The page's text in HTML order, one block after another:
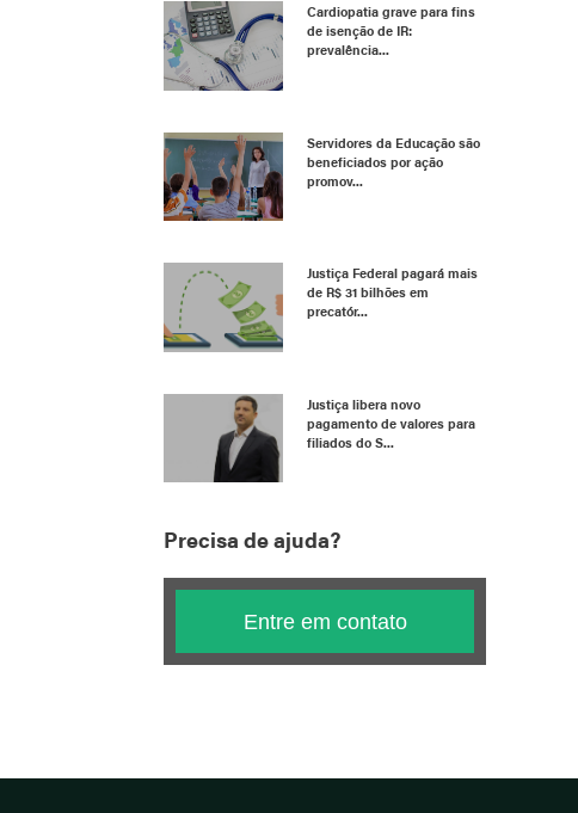
Cardiopatia grave para fins
de isenção de IR:
prevalência...
Servidores da Educação são
beneficiados por ação
promov...
Justiça Federal pagará mais
de R$ 31 bilhões em
precatór...
Justiça libera novo
pagamento de valores para
filiados do S...
Precisa de ajuda?
Entre em contato